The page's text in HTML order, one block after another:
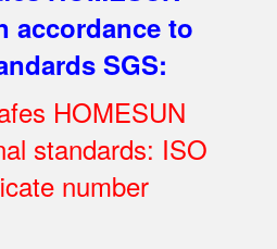
accordance to
SGS:
HOMESUN
standards: ISO
number